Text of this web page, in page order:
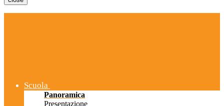
Scuola
Panoramica
Presentazione